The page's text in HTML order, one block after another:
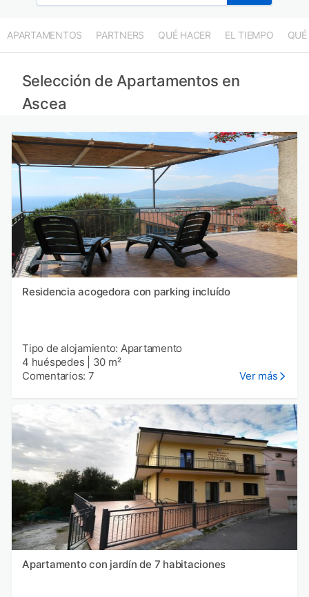
APARTAMENTOS PARTNERS QUÉ HACER EL TIEMPO QUÉ
Selección de Apartamentos en
Ascea
Residencia acogedora con parking incluído
Tipo de alojamiento: Apartamento
4 huéspedes
30 m²
Comentarios: 7
Ver más
Apartamento con jardín de 7 habitaciones